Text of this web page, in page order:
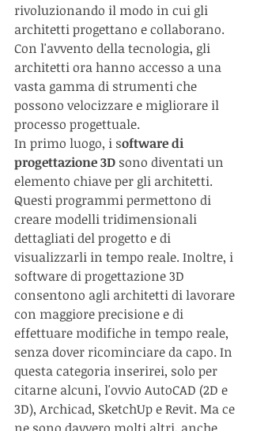
rivoluzionando il modo in cui gli
architetti progettano e collaborano.
Con l'avvento della tecnologia, gli
architetti ora hanno accesso a una
vasta gamma di strumenti che
possono velocizzare e migliorare il
processo progettuale.
In primo luogo, i software di
progettazione 3D sono diventati un
elemento chiave per gli architetti.
Questi programmi permettono di
creare modelli tridimensionali
dettagliati del progetto e di
visualizzarli in tempo reale. Inoltre, i
software di progettazione 3D
consentono agli architetti di lavorare
con maggiore precisione e di
effettuare modifiche in tempo reale,
senza dover ricominciare da capo. In
questa categoria inserirei, solo per
citarne alcuni, l'ovvio AutoCAD (2D e
3D), Archicad, SketchUp e Revit. Ma ce